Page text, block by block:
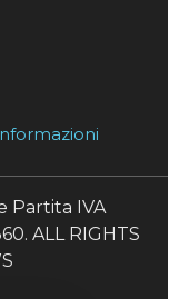
Partita IVA
ALL RIGHTS